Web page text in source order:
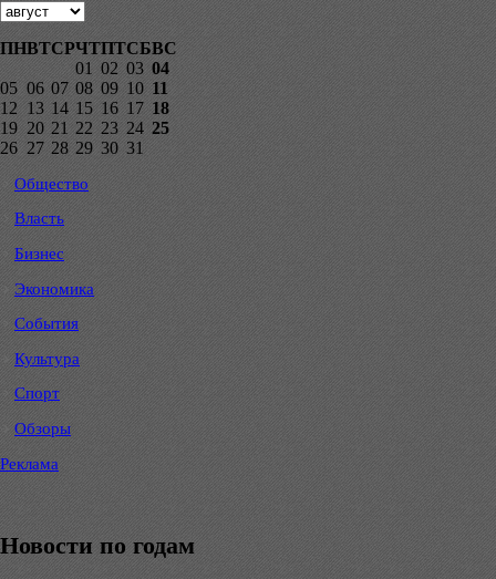
ПНВТСРЧТПТСБВС
01 02 03 04
05 06 07 08 09 10 11
12 13 14 15 16 17 18
19 20 21 22 23 24 25
26 27 28 29 30 31
Общество
Власть
Бизнес
Экономика
События
Культура
Спорт
Обзоры
Реклама
Новости по годам